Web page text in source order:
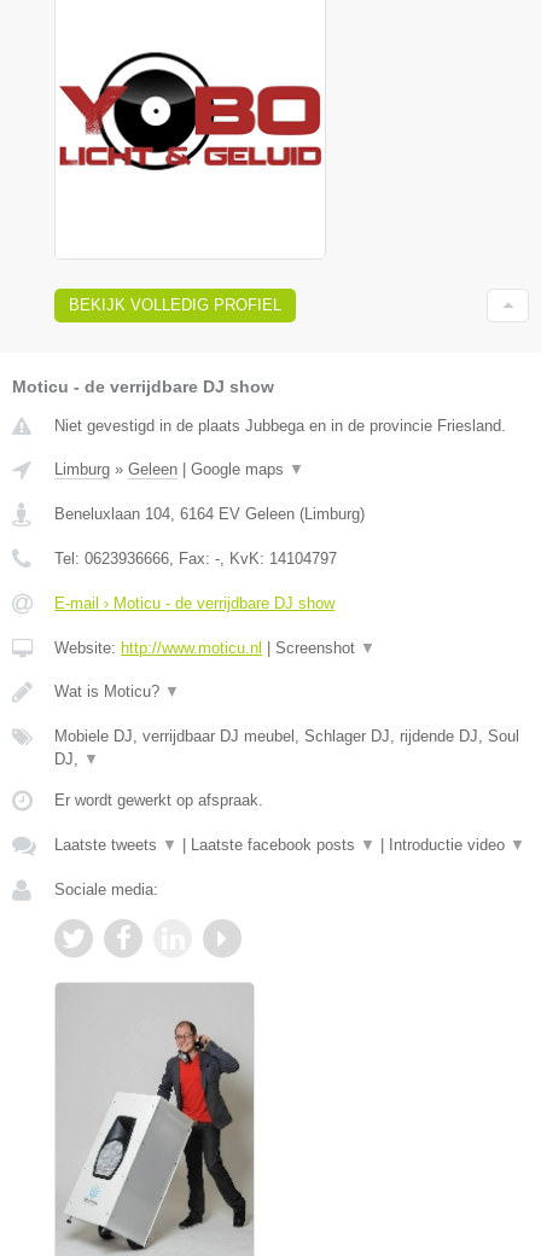
BEKIJK VOLLEDIG PROFIEL
Moticu - de verrijdbare DJ show
Niet gevestigd in de plaats Jubbega en in de provincie Friesland.
Limburg » Geleen | Google maps ▼
Beneluxlaan 104 6164 EV Geleen (Limburg)
Tel: 0623936666 , Fax: - , KvK: 14104797
E-mail › Moticu - de verrijdbare DJ show
Website: http://www.moticu.nl | Screenshot ▼
Wat is Moticu? ▼
Mobiele DJ, verrijdbaar DJ meubel, Schlager DJ, rijdende DJ, Soul
DJ,
▼
Er wordt gewerkt op afspraak.
Laatste tweets ▼ | Laatste facebook posts ▼ | Introductie video ▼
Sociale media: